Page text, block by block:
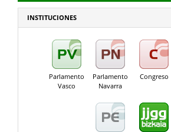
INSTITUCIONES
Parlamento
Vasco
Parlamento
Navarra
Congreso